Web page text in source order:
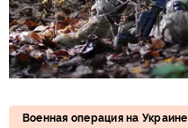
Военная операция на Украине